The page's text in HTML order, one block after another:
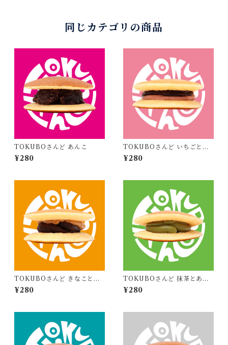
同じカテゴリの商品
TOKUBOさんど あんこ
¥280
TOKUBOさんど いちごとチ
ョコ
¥280
TOKUBOさんど きなことあ
んこときなこ
¥280
TOKUBOさんど 抹茶とあず
き
¥280